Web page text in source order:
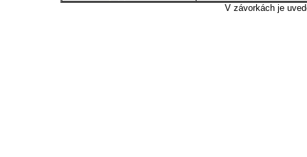
V závorkách je